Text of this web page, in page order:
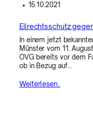
• 15.10.2021
Eilrechtsschutz
In einem jetzt
Münster vom 11.
OVG bereits vor dem
ob in Bezug auf…
Weiterlesen..